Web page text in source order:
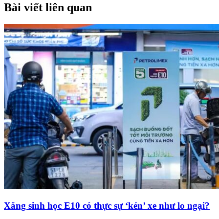
Bài viết liên quan
Xăng sinh học E10 có thực sự ‘kén’ xe như lo ngại?